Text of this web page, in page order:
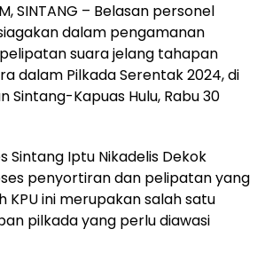
SINTANG – Belasan personel
dalam pengamanan
suara jelang tahapan
dalam Pilkada Serentak 2024, di
Sintang-Kapuas Hulu, Rabu 30
Sintang Iptu Nikadelis Dekok
penyortiran dan pelipatan yang
KPU ini merupakan salah satu
pilkada yang perlu diawasi